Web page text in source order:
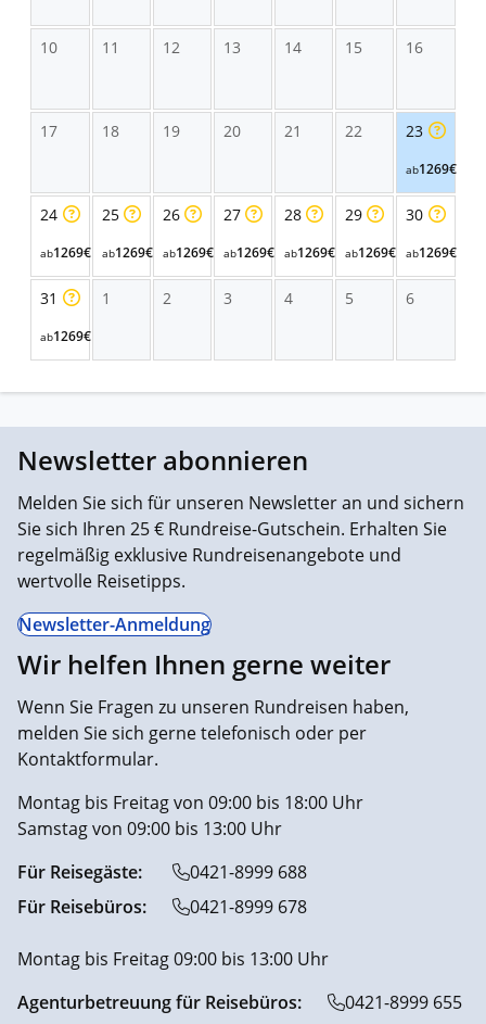
10 11 12 13 14 15 16
17 18 19 20 21 22 23
ab1269€
24
ab1269€
25
ab1269€
26
ab1269€
27
ab1269€
28
ab1269€
29
ab1269€
30
ab1269€
31
ab1269€
1 2 3 4 5 6
Newsletter abonnieren
Melden Sie sich für unseren Newsletter an und sichern
Sie sich Ihren 25 € Rundreise-Gutschein. Erhalten Sie
regelmäßig exklusive Rundreisenangebote und
wertvolle Reisetipps.
Newsletter-Anmeldung
Wir helfen Ihnen gerne weiter
Wenn Sie Fragen zu unseren Rundreisen haben,
melden Sie sich gerne telefonisch oder per
Kontaktformular.
Montag bis Freitag von 09:00 bis 18:00 Uhr
Samstag von 09:00 bis 13:00 Uhr
Für Reisegäste:
0421-8999 688
Für Reisebüros:
0421-8999 678
Montag bis Freitag 09:00 bis 13:00 Uhr
Agenturbetreuung für Reisebüros:
0421-8999 655